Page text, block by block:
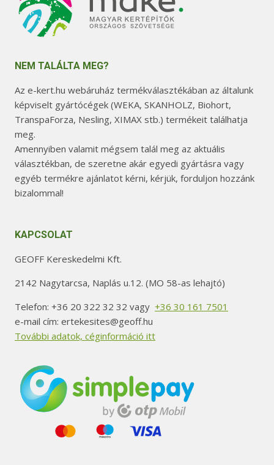
NEM TALÁLTA MEG?
Az e-kert.hu webáruház termékválasztékában az általunk
képviselt gyártócégek (WEKA, SKANHOLZ, Biohort,
TranspaForza, Nesling, XIMAX stb.) termékeit találhatja
meg.
Amennyiben valamit mégsem talál meg az aktuális
választékban, de szeretne akár egyedi gyártásra vagy
egyéb termékre ajánlatot kérni, kérjük, forduljon hozzánk
bizalommal!
KAPCSOLAT
GEOFF Kereskedelmi Kft.
2142 Nagytarcsa, Naplás u.12. (MO 58-as lehajtó)
Telefon: +36 20 322 32 32 vagy +36 30 161 7501
e-mail cím: ertekesites@geoff.hu
További adatok, céginformáció itt